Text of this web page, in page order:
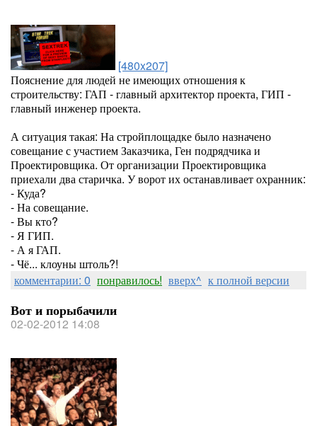
[480x207]
Пояснение для людей не имеющих отношения к
строительству: ГАП - главный архитектор проекта, ГИП -
главный инженер проекта.
А ситуация такая: На стройплощадке было назначено
совещание с участием Заказчика, Ген подрядчика и
Проектировщика. От организации Проектировщика
приехали два старичка. У ворот их останавливает охранник:
- Куда?
- На совещание.
- Вы кто?
- Я ГИП.
- А я ГАП.
- Чё... клоуны штоль?!
комментарии: 0 понравилось! вверх^ к полной версии
Вот и порыбачили
02-02-2012 14:08